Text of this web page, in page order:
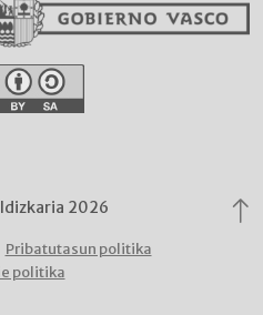
2026
Pribatutasun politika
politika